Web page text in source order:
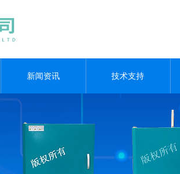
新闻资讯 技术支持